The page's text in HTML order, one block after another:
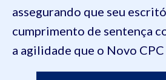
assegurando que seu
cumprimento de sentença
a agilidade que o Novo